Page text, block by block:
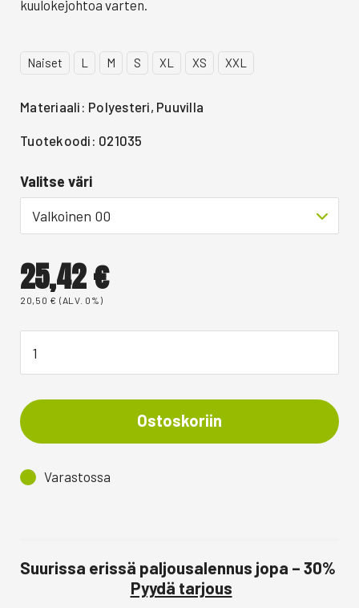
kuulokejohtoa varten.
Naiset L M S XL XS XXL
Materiaali: Polyesteri, Puuvilla
Tuotekoodi: 021035
Valitse väri
Valkoinen 00
25,42€
20,50 € (ALV. 0%)
Ostoskoriin
Varastossa
Suurissa erissä paljousalennus jopa – 30%
Pyydä tarjous